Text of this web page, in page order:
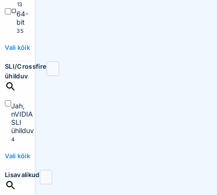
13
64-
bit
35
Vali kõik
SLI/Crossfire
ühilduv
Jah,
nVIDIA
SLI
ühilduv
4
Vali kõik
Lisavalikud